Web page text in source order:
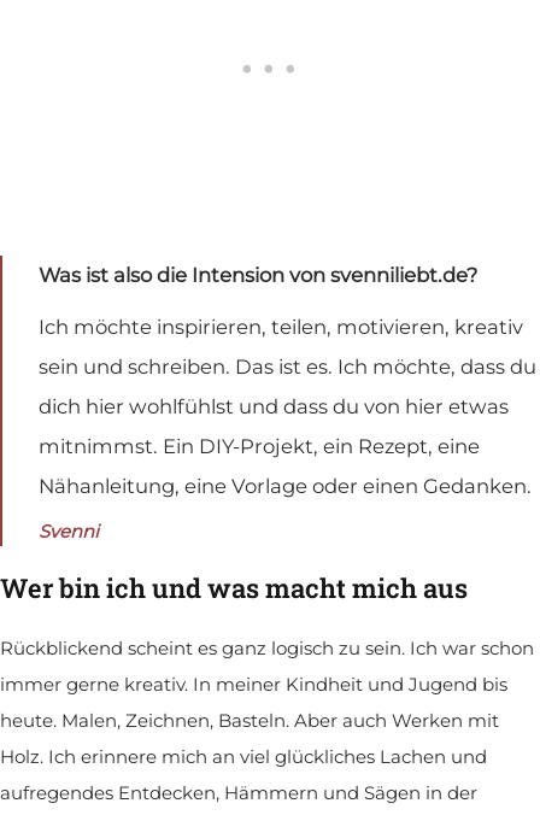
Was ist also die Intension von svenniliebt.de?
Ich möchte inspirieren, teilen, motivieren, kreativ
sein und schreiben. Das ist es. Ich möchte, dass du
dich hier wohlfühlst und dass du von hier etwas
mitnimmst. Ein DIY-Projekt, ein Rezept, eine
Nähanleitung, eine Vorlage oder einen Gedanken.
Svenni
Wer bin ich und was macht mich aus
Rückblickend scheint es ganz logisch zu sein. Ich war schon
immer gerne kreativ. In meiner Kindheit und Jugend bis
heute. Malen, Zeichnen, Basteln. Aber auch Werken mit
Holz. Ich erinnere mich an viel glückliches Lachen und
aufregendes Entdecken, Hämmern und Sägen in der